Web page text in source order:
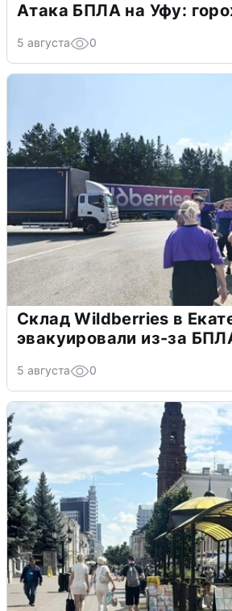
Атака БПЛА на Уфу:
5 августа 0
Склад Wildberries в
эвакуировали из-за
5 августа 0